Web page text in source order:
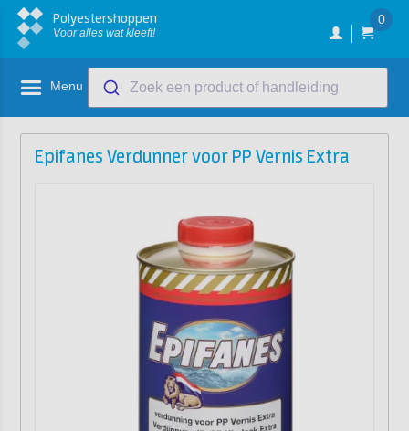
Polyestershoppen
Voor alles wat kleeft!
0
Menu Zoek een product of handleiding
Epifanes Verdunner voor PP Vernis Extra